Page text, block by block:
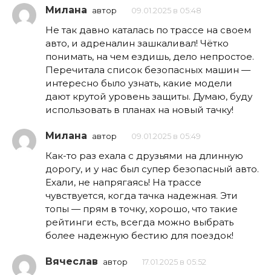
Милана автор 09.01.2025 в 05:48
Не так давно каталась по трассе на своем
авто, и адреналин зашкаливал! Чётко
понимать, на чем ездишь, дело непростое.
Перечитала список безопасных машин —
интересно было узнать, какие модели
дают крутой уровень защиты. Думаю, буду
использовать в планах на новый тачку!
Милана автор 09.01.2025 в 05:49
Как-то раз ехала с друзьями на длинную
дорогу, и у нас был супер безопасный авто.
Ехали, не напрягаясь! На трассе
чувствуется, когда тачка надежная. Эти
топы — прям в точку, хорошо, что такие
рейтинги есть, всегда можно выбрать
более надежную бестию для поездок!
Вячеслав автор 17.01.2025 в 05:52